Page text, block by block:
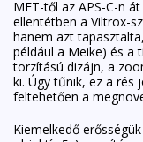
MFT-től az APS-C-n
ellentétben a Viltrox-
hanem azt
például a Meike) és a
torzítású dizájn, a
ki. Úgy tűnik, ez a rés
feltehetően a
Kiemelkedő